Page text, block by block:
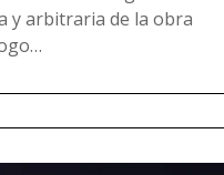
y arbitraria de la obra